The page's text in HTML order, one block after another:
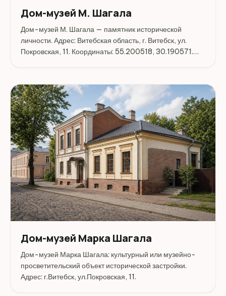
Дом-музей М. Шагала
Дом-музей М. Шагала — памятник исторической
личности. Адрес: Витебская область, г. Витебск, ул.
Покровская, 11. Координаты: 55.200518, 30.190571.
официальных ресурсах.
Дом-музей Марка Шагала
Дом-музей Марка Шагала: культурный или музейно-
просветительский объект исторической застройки.
Адрес: г.Витебск, ул.Покровская, 11.